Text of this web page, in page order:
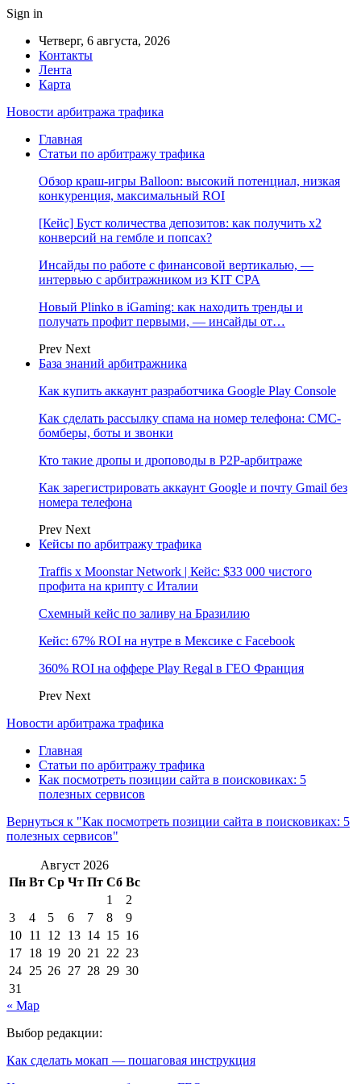
Sign in
Четверг, 6 августа, 2026
Контакты
Лента
Карта
Новости арбитража трафика
Главная
Статьи по арбитражу трафика
Обзор краш-игры Balloon: высокий потенциал, низкая
конкуренция, максимальный ROI
[Кейс] Буст количества депозитов: как получить х2
конверсий на гембле и попсах?
Инсайды по работе с финансовой вертикалью, —
интервью с арбитражником из KIT CPA
Новый Plinko в iGaming: как находить тренды и
получать профит первыми, — инсайды от…
Prev Next
База знаний арбитражника
Как купить аккаунт разработчика Google Play Console
Как сделать рассылку спама на номер телефона: СМС-
бомберы, боты и звонки
Кто такие дропы и дроповоды в P2P-арбитраже
Как зарегистрировать аккаунт Google и почту Gmail без
номера телефона
Prev Next
Кейсы по арбитражу трафика
Traffis x Moonstar Network | Кейс: $33 000 чистого
профита на крипту с Италии
Схемный кейс по заливу на Бразилию
Кейс: 67% ROI на нутре в Мексике с Facebook
360% ROI на оффере Play Regal в ГЕО Франция
Prev Next
Новости арбитража трафика
Главная
Статьи по арбитражу трафика
Как посмотреть позиции сайта в поисковиках: 5
полезных сервисов
Вернуться к "Как посмотреть позиции сайта в поисковиках: 5
полезных сервисов"
Август 2026
Пн Вт Ср Чт Пт Сб Вс
1
2
3
4 5 6 7 8
9
10 11 12 13 14 15 16
17 18 19 20 21 22 23
24 25 26 27 28 29 30
31
« Мар
Выбор редакции:
Как сделать мокап — пошаговая инструкция